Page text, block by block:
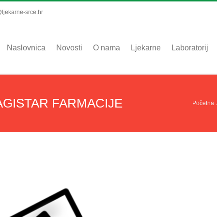
srce.hr
Naslovnica Novosti O nama Ljekarne Laboratorij
FARMACIJE Početna